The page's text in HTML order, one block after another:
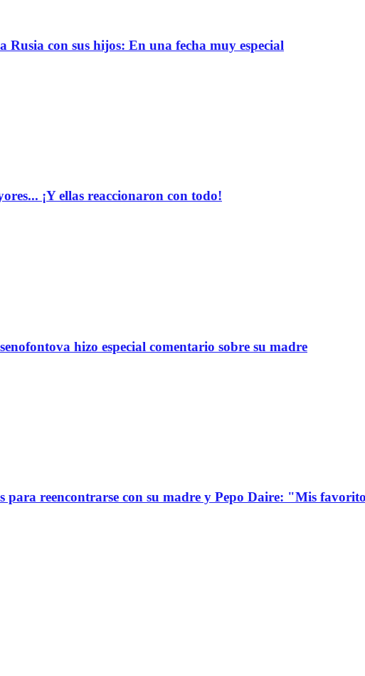
con sus hijos: En una fecha muy especial
¡Y ellas reaccionaron con todo!
hizo especial comentario sobre su madre
reencontrarse con su madre y Pepo Daire: "Mis